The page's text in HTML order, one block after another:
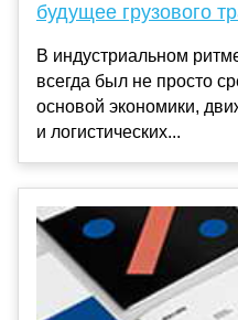
будущее грузового
В индустриальном
всегда был не просто
основой экономики,
и логистических...